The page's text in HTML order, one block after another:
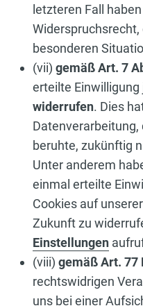
letzteren Fall
besonderen
(vii) gemäß Art. 7
erteilte
widerrufen. Dies
Datenverarbeitung,
beruhte, zukünftig
Unter anderem
einmal erteilte
Cookies auf
Zukunft zu
Einstellungen
(viii) gemäß Art. 77
rechtswidrigen
uns bei einer